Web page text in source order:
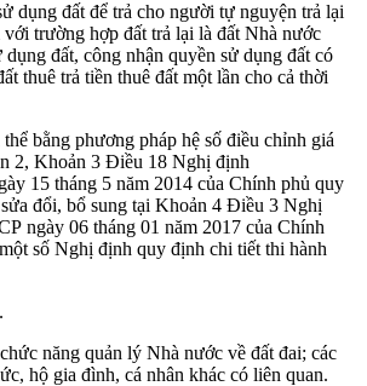
dụng đất để trả cho người tự nguyện trả lại
trường hợp đất trả lại là đất Nhà nước
dụng đất, công nhận quyền sử dụng đất có
thuê trả tiền thuê đất một lần cho cả thời
bằng phương pháp hệ số điều chỉnh giá
2, Khoản 3 Điều 18 Nghị định
15 tháng 5 năm 2014 của Chính phủ quy
đổi, bổ sung tại Khoản 4 Điều 3 Nghị
ngày 06 tháng 01 năm 2017 của Chính
số Nghị định quy định chi tiết thi hành
năng quản lý Nhà nước về đất đai; các
hộ gia đình, cá nhân khác có liên quan.